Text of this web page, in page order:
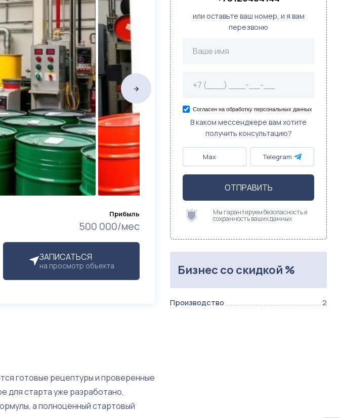
Прибыль
500 000/мес
ЗАПИСАТЬСЯ
на просмотр объекта
готовые рецептуры и проверенные
для старта уже разработано,
а полноценный стартовый
или оставьте ваш номер, и я вам
перезвоню
Согласен на обработку персональных данных
В каком мессенджере вам хотите
получить консультацию?
Max Telegram
ОТПРАВИТЬ
Мы гарантируем безопасность и
сохранность ваших данных
Бизнес со скидкой %
Производство 2